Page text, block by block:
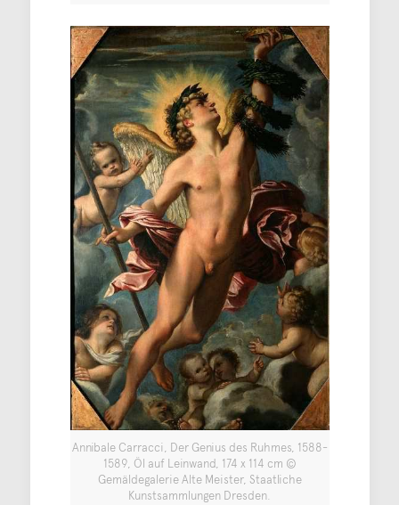
Annibale Carracci, Der Genius des Ruhmes, 1588-
1589, Öl auf Leinwand, 174 x 114 cm ©
Gemäldegalerie Alte Meister, Staatliche
Kunstsammlungen Dresden.